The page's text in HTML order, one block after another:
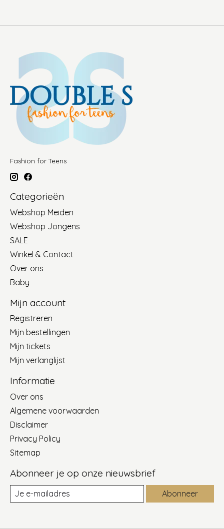
Fashion for Teens
Categorieën
Webshop Meiden
Webshop Jongens
SALE
Winkel & Contact
Over ons
Baby
Mijn account
Registreren
Mijn bestellingen
Mijn tickets
Mijn verlanglijst
Informatie
Over ons
Algemene voorwaarden
Disclaimer
Privacy Policy
Sitemap
Abonneer je op onze nieuwsbrief
Abonneer